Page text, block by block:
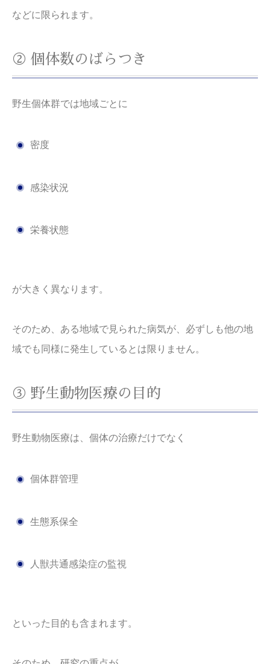
などに限られます。
② 個体数のばらつき
野生個体群では地域ごとに
密度
感染状況
栄養状態
が大きく異なります。
そのため、ある地域で見られた病気が、必ずしも他の地
域でも同様に発生しているとは限りません。
③ 野生動物医療の目的
野生動物医療は、個体の治療だけでなく
個体群管理
生態系保全
人獣共通感染症の監視
といった目的も含まれます。